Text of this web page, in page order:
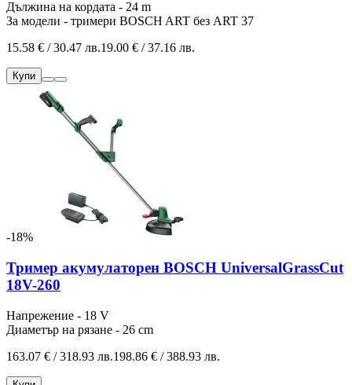
Дължина на кордата - 24 m
За модели - тримери BOSCH ART без ART 37
15.58 € / 30.47 лв.19.00 € / 37.16 лв.
Купи
-18%
Тример акумулаторен BOSCH UniversalGrassCut
18V-260
Напрежение - 18 V
Диаметър на рязане - 26 cm
163.07 € / 318.93 лв.198.86 € / 388.93 лв.